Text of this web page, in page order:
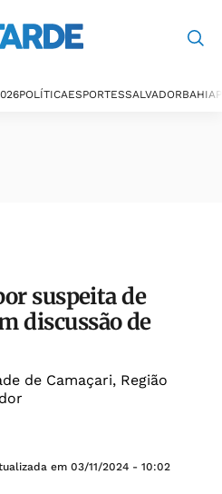
POLÍTICAESPORTESSALVADORBAHIA
suspeita de
discussão de
de Camaçari, Região
em 03/11/2024 - 10:02